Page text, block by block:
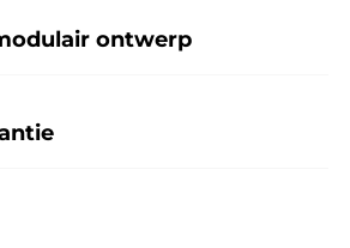
ontwerp